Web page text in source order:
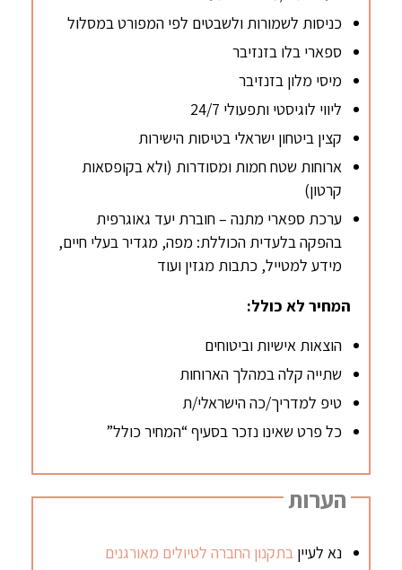
המחיר לא כולל:
הוצאות אישיות וביטוחים
שתייה קלה במהלך הארוחות
טיפ למדריך/כה הישראלי/ת
כל פרט שאינו נזכר בסעיף “המחיר כולל”
כניסות לשמורות ולשבטים לפי המפורט במסלול
ספארי בלו בזנזיבר
מיסי מלון בזנזיבר
ליווי לוגיסטי ותפעולי 24/7
קצין ביטחון ישראלי בטיסות הישירות
ארוחות שטח חמות ומסודרות (ולא בקופסאות
קרטון)
ערכת ספארי מתנה – חוברת יעד גאוגרפית
בהפקה בלעדית הכוללת: מפה, מגדיר בעלי חיים,
מידע למטייל, כתבות מגזין ועוד
הערות
נא לעייןבתקנון החברה לטיולים מאורגנים